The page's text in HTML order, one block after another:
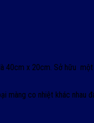
x 20cm. Sở hữu
màng co nhiệt khác nhau